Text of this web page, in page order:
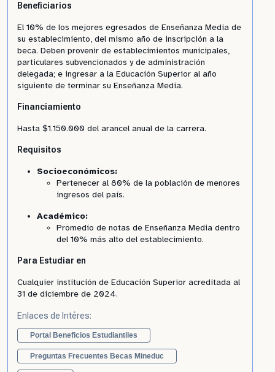
Beneficiarios
El 10% de los mejores egresados de Enseñanza Media de
su establecimiento, del mismo año de inscripción a la
beca. Deben provenir de establecimientos municipales,
particulares subvencionados y de administración
delegada; e ingresar a la Educación Superior al año
siguiente de terminar su Enseñanza Media.
Financiamiento
Hasta $1.150.000 del arancel anual de la carrera.
Requisitos
Socioeconómicos:
Pertenecer al 80% de la población de menores
ingresos del país.
Académico:
Promedio de notas de Enseñanza Media dentro
del 10% más alto del establecimiento.
Para Estudiar en
Cualquier institución de Educación Superior acreditada al
31 de diciembre de 2024.
Enlaces de Intéres:
Portal Beneficios Estudiantiles
Preguntas Frecuentes Becas Mineduc